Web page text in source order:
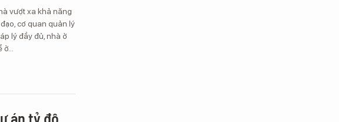
vượt xa khả năng
cơ quan quản lý
lý đầy đủ, nhà ở
ở...
án tỷ đô